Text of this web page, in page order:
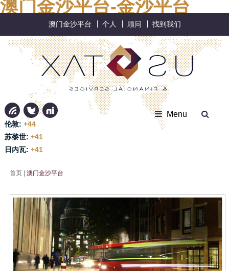
澳门金沙平台-金沙平台
澳门金沙平台 个人 顾问 找到我们
伦敦: +44
苏黎世: +41
日内瓦: +41
Menu
首页| 澳门金沙平台